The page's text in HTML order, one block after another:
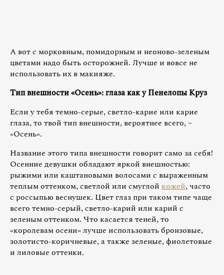
А вот с морковным, помидорным и неоново-зеленым
цветами надо быть осторожней. Лучше и вовсе не
использовать их в макияже.
Тип внешности «Осень»: глаза как у Пенелопы Круз
Если у тебя темно-серые, светло-карие или карие
глаза, то твой тип внешности, вероятнее всего, –
«Осень».
Название этого типа внешности говорит само за себя!
Осенние девушки обладают яркой внешностью:
рыжими или каштановыми волосами с выраженным
теплым оттенком, светлой или смуглой кожей, часто
с россыпью веснушек. Цвет глаз при таком типе чаще
всего темно-серый, светло-карий или карий с
зеленым оттенком. Что касается теней, то
«королевам осени» лучше использовать бронзовые,
золотисто-коричневые, а также зеленые, фиолетовые
и лиловые оттенки.